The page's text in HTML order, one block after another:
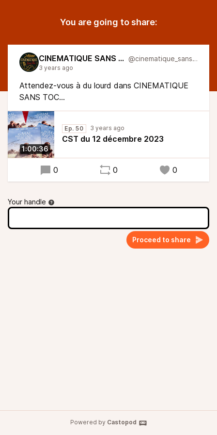
You are going to share:
CINEMATIQUE SANS TOC @cinematique_sans_toc
3 years ago
Attendez-vous à du lourd dans CINEMATIQUE
SANS TOC...
1:00:36
Ep. 50 3 years ago
CST du 12 décembre 2023
0 0 0
Your handle
Proceed to share
Powered by Castopod